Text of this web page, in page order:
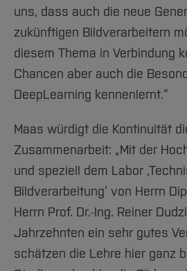
uns, dass auch die neue
zukünftigen Bildverarbeitern
diesem Thema in Verbindung
Chancen aber auch die
DeepLearning kennenlernt.“
Maas würdigt die Kontinuität
Zusammenarbeit: „Mit der
und speziell dem Labor
Bildverarbeitung‘ von Herrn
Herrn Prof. Dr.-Ing. Reiner
Jahrzehnten ein sehr gutes
schätzen die Lehre hier ganz